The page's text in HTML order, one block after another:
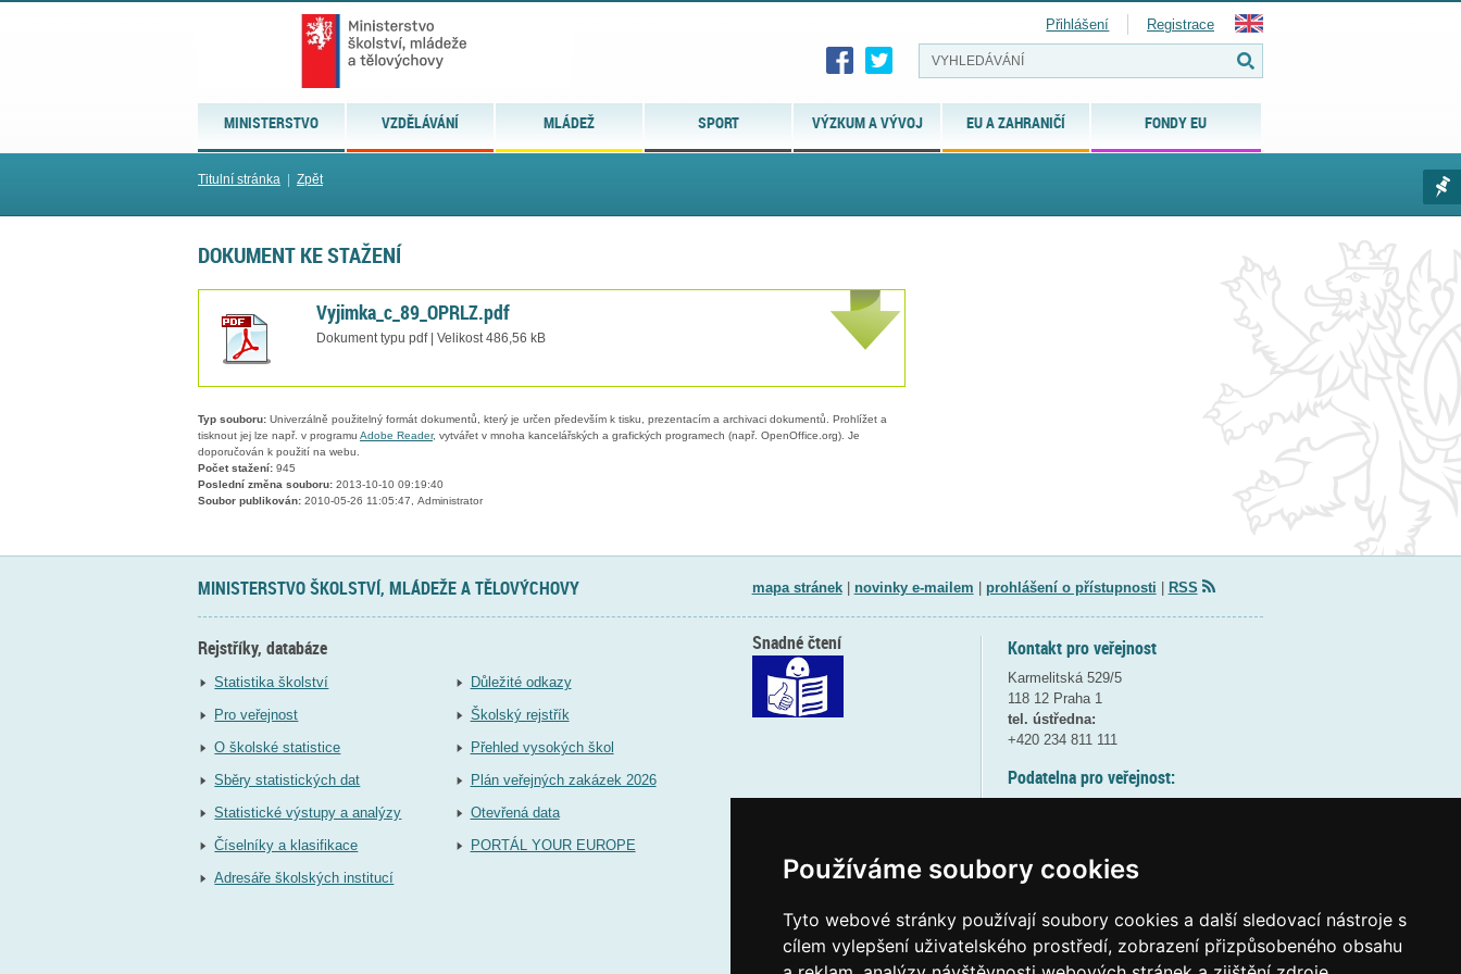
Používáme soubory cookies
Tyto webové stránky používají soubory cookies a další sledovací nástroje s
cílem vylepšení uživatelského prostředí, zobrazení přizpůsobeného obsahu
MINISTERSTVO VZDĚLÁVÁNÍ MLÁDEŽ SPORT VÝZKUM A VÝVOJ EU A ZAHRANIČÍ FONDY EU
Přihlášení Registrace
Titulní stránka Zpět
DOKUMENT KE STAŽENÍ
Vyjimka_c_89_OPRLZ.pdf
Dokument typu pdf | Velikost 486,56 kB
Typ souboru: Univerzálně použitelný formát dokumentů, který je určen především k tisku, prezentacím a archivaci dokumentů. Prohlížet a
tisknout jej lze např. v programu Adobe Reader, vytvářet v mnoha kancelářských a grafických programech (např. OpenOffice.org). Je
doporučován k použití na webu.
Počet stažení: 945
Poslední změna souboru: 2013-10-10 09:19:40
Soubor publikován: 2010-05-26 11:05:47, Administrator
MINISTERSTVO ŠKOLSTVÍ, MLÁDEŽE A TĚLOVÝCHOVY mapa stránek| novinky e-mailem prohlášení o přístupnosti RSS
Rejstříky, databáze
Statistika školství
Pro veřejnost
O školské statistice
Sběry statistických dat
Statistické výstupy a analýzy
Číselníky a klasifikace
Adresáře školských institucí
Důležité odkazy
Školský rejstřík
Přehled vysokých škol
Plán veřejných zakázek 2026
Otevřená data
PORTÁL YOUR EUROPE
Kontakt pro veřejnost
Karmelitská 529/5
118 12 Praha 1
tel. ústředna:
+420 234 811 111
Podatelna pro veřejnost:
(více informací
Elektronická podatelna:
Snadné čtení